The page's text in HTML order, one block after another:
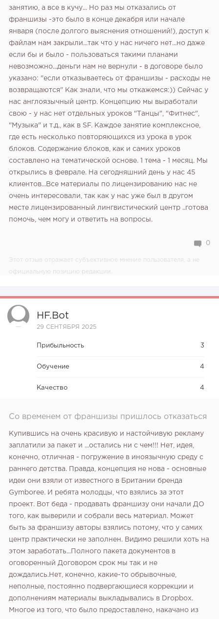
занятию, а все в кучу... Но раз мы отказались от
франшизы -это было в конце декабря или начале
января (после долгого выяснения отношений!), доступ к
файлам нам закрыли...так что у нас ничего нет...но даже
если бы и было - пользоваться такими планами
невозможно...деньги нам не вернули - в договоре было
указано: "если отказываетесь от франшизы - расходы не
возвращаются" Как знали, что мы откажемся:)) Сейчас у
нас англоязычный центр. Концепцию мы выработали
свою - у нас нет отдельных уроков "Танцы", "Фитнес",
"Музыка" и т.д., как в SF. Каждое занятие комплексное,
где есть несколько повторяющихся из урока в урок
блоков. Содержание блоков, как и самих уроков
составлено на тематической основе. 1 тема - 1 месяц. Мы
открылись в феврале. На сегодняшний день у нас 45
клиентов...Все материалы по лицензированию нас не
очень интересовали, так как у нас уже был в другом
месте лицензированный лингвистический центр ..готова
помочь, чем могу и ответить на вопросы.
0
Этот отзыв отражает субъективное мнение пользователя, а не
официальную позицию редакции.
HF.bot
29 СЕНТЯБРЯ 2025
Прибыльность 3
Обучение 4
Качество 4
Со временем от франшизы пришлось отказаться
Купившись на очень красивую и настойчивую рекламу
заплатили за пакет и ...остались ни с чем!!! Нет, идея,
конечно, отличная - погружение в иноязычную среду с
раннего детства. Правда, концепция не нова - основные
идеи они взяли от известного в Британии бренда
Gymboree. И ребята молодцы, что взялись за этот
проект. Вот беда - продавать франшизу они начали ДО
того, как выверили и собрали весь материал. Может
быть за франшизу авторы взялись потому, что у самих
центр практически не заполнен. Видимо решили хоть на
этом заработать...Полного пакета документов в
оговоренный Договором срок мы так и не
дождались.Нет, конечно, какие-то обрывочные,
неполные, постоянно подвергающиеся коррекции и
дополнениям материалы выкладывались в Dropbox.
Многое из того, что было предоставлено, накачано из